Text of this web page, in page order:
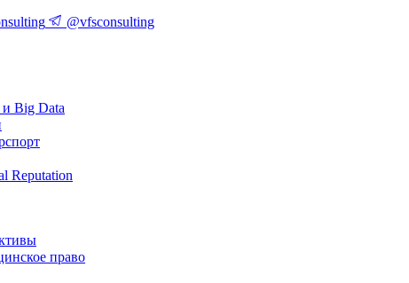
@vfsconsulting
и Big Data
Reputation
право